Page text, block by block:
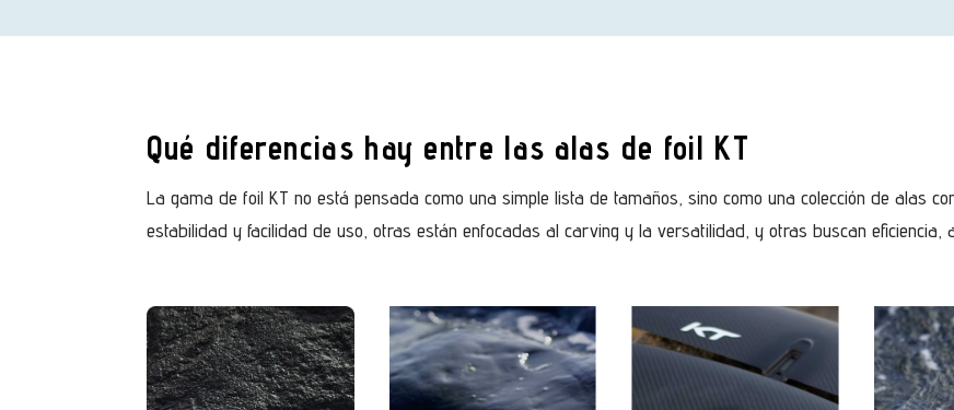
Qué diferencias hay entre las alas de foil KT
La gama de foil KT no está pensada como una simple lista de tamaños, sino como una colección de alas
estabilidad y facilidad de uso, otras están enfocadas al carving y la versatilidad, y otras buscan eficiencia,